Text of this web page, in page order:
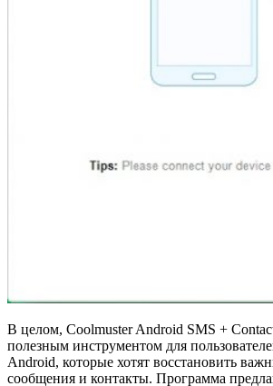
В целом, Coolmuster Android SMS +
полезным инструментом для
Android, которые хотят восстановить
сообщения и контакты. Программа